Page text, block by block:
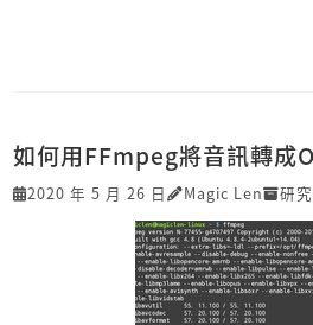
如何用FFmpeg將音訊轉成
2020 年 5 月 26 日 Magic Len 研